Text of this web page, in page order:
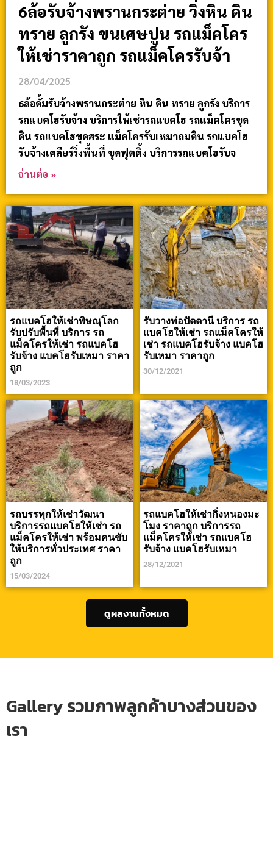
6ล้อรับจ้างพรานกระต่าย วิ่งหิน ดิน
ทราย ลูกรัง ขนเศษปูน รถแม็คโคร
ให้เช่าราคาถูก รถแม็คโครรับจ้า
28/04/2025
6ล้อดั้มรับจ้างพรานกระต่าย หิน ดิน ทราย ลูกรัง บริการ
รถแบคโฮรับจ้าง บริการให้เช่ารถแบคโฮ รถแม็คโครขุด
ดิน รถแบคโฮขุดสระ แม็คโครรับเหมาถมดิน รถแบคโฮ
รับจ้างเคลียร์ริ่งพื้นที่ ขุดฟุตติ้ง บริการรถแบคโฮรับจ
อ่านต่อ »
รถแบคโฮให้เช่าพิษณุโลก
รับปรับพื้นที่ บริการ รถ
แม็คโครให้เช่า รถแบคโฮ
รับจ้าง แบคโฮรับเหมา ราคา
ถูก
18/03/2023
รับวางท่อปัตตานี บริการ รถ
แบคโฮให้เช่า รถแม็คโครให้
เช่า รถแบคโฮรับจ้าง แบคโฮ
รับเหมา ราคาถูก
30/12/2021
รถบรรทุกให้เช่าวัฒนา
บริการรถแบคโฮให้เช่า รถ
แม็คโครให้เช่า พร้อมคนขับ
ให้บริการทั่วประเทศ ราคา
ถูก
15/03/2024
รถแบคโฮให้เช่ากิ่งหนองมะ
โมง ราคาถูก บริการรถ
แม็คโครให้เช่า รถแบคโฮ
รับจ้าง แบคโฮรับเหมา
28/12/2021
ดูผลงานทั้งหมด
Gallery รวมภาพลูกค้าบางส่วนของ
เรา